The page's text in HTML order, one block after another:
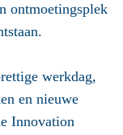
ontmoetingsplek
werkdag,
en nieuwe
Innovation